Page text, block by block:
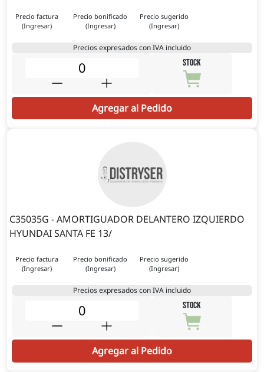
Precio factura
(Ingresar)
Precio bonificado
(Ingresar)
Precio sugerido
(Ingresar)
Precios expresados con IVA incluido
STOCK
Agregar al Pedido
C35035G - AMORTIGUADOR DELANTERO IZQUIERDO
HYUNDAI SANTA FE 13/
Precio factura
(Ingresar)
Precio bonificado
(Ingresar)
Precio sugerido
(Ingresar)
Precios expresados con IVA incluido
STOCK
Agregar al Pedido